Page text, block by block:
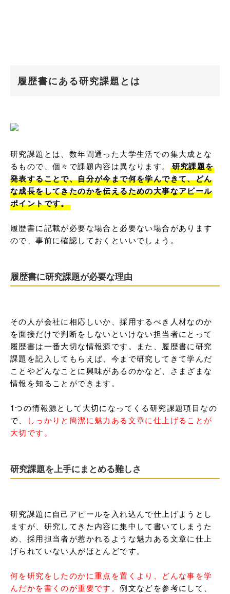
履歴書にある研究課題とは
研究課題とは、数年間通った大学生活での集大成とな
るもので、個々で課題内容は異なります。
研究課題を
発表することで、自分が今まで何を学んできて、どん
な成長をしてきたのかを伝えるための大事なアピール
ポイントです。
履歴書に記載が必要な場合と必要ない場合があります
ので、事前に確認しておくといいでしょう。
履歴書に研究課題が必要な理由
その人が会社に相応しいか、採用するべき人材なのか
を面接だけで判断をしないといけない担当者にとって
履歴書は一番大切な情報源です。また、履歴書に研究
課題を記入してもらえば、今まで研究してきて学んだ
ことやどんなことに興味があるのかなど、さまざまな
情報を知ることができます。
1つの情報源として大切になってくる研究課題項目なの
で、
しっかりと簡潔に魅力ある文章に仕上げることが
大切です。
研究課題を上手にまとめる難しさ
研究課題に自己アピールを入れ込んで仕上げようとし
ますが、研究してきた内容に集中して書いてしまうた
め、採用担当者が惹かれるような魅力ある文章に仕上
げられていない人がほとんどです。
何を研究をしたのかに重点を置くより、どんな事を学
んだかを書くのが重要です。例文などを参考にして、